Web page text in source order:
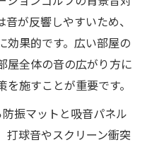
が反響しやすいため、
効果的です。広い部屋の
屋全体の音の広がり方に
施すことが重要です。
振マットと吸音パネル
打球音やスクリーン衝突